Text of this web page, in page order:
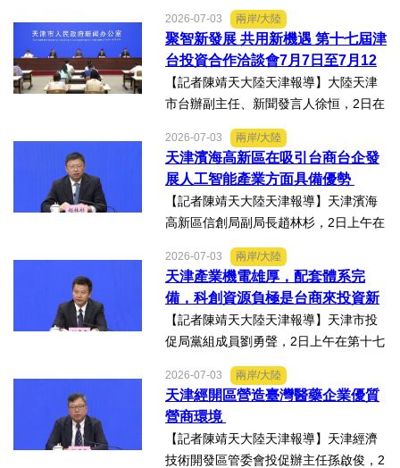
品專項對接活動」於7月13日至16日舉
行。近30名台商代表跨海而來，踏訪貴
州生態食品產業一線，...
2026-07-03 兩岸/大陸
聚智新發展 共用新機遇 第十七屆津
台投資合作洽談會7月7日至7月12
日在天津舉辦
【記者陳靖天大陸天津報導】大陸天津
市台辦副主任、新聞發言人徐恒，2日在
會上表示，津台投資合作洽談會，從200
8年至今已成功舉辦16屆，津台會已成為
兩岸重要的經貿交流合...
2026-07-03 兩岸/大陸
天津濱海高新區在吸引台商台企發
展人工智能產業方面具備優勢
【記者陳靖天大陸天津報導】天津濱海
高新區信創局副局長趙林杉，2日上午在
會上，針對吸引臺商臺企來津發展人工
智能產業方面具備優勢表示，高新區作
為國家自主創新示範區，也...
2026-07-03 兩岸/大陸
天津產業機電雄厚，配套體系完
備，科創資源負極是台商來投資新
業的理想沃土
【記者陳靖天大陸天津報導】天津市投
促局黨組成員劉勇聲，2日上午在第十七
答記者提問關於天津在產業發展方面有
哪些突出優勢，目前台資企業在天津的
融合情況，未來還有哪些...
2026-07-03 兩岸/大陸
天津經開區營造臺灣醫藥企業優質
營商環境
【記者陳靖天大陸天津報導】天津經濟
技術開發區管委會投促辦主任孫啟俊，2